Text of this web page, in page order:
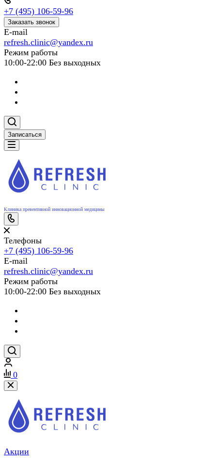
+7 (495) 106-59-96
Заказать звонок
E-mail
refresh.clinic@yandex.ru
Режим работы
10:00-22:00 Без выходных
Записаться
Клиника превентивной инновационной медицины
Телефоны
+7 (495) 106-59-96
E-mail
refresh.clinic@yandex.ru
Режим работы
10:00-22:00 Без выходных
0
Акции